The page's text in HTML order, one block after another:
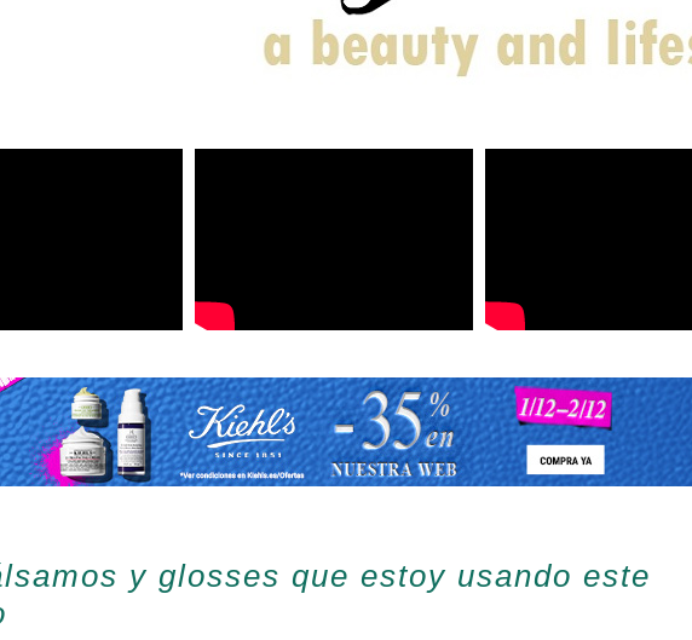
y glosses que estoy usando este